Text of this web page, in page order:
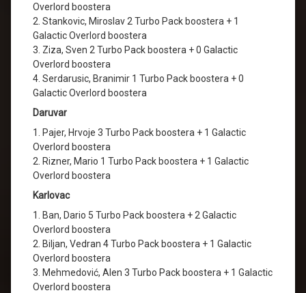
Overlord boostera
2. Stankovic, Miroslav 2 Turbo Pack boostera + 1
Galactic Overlord boostera
3. Ziza, Sven 2 Turbo Pack boostera + 0 Galactic
Overlord boostera
4. Serdarusic, Branimir 1 Turbo Pack boostera + 0
Galactic Overlord boostera
Daruvar
1. Pajer, Hrvoje 3 Turbo Pack boostera + 1 Galactic
Overlord boostera
2. Rizner, Mario 1 Turbo Pack boostera + 1 Galactic
Overlord boostera
Karlovac
1. Ban, Dario 5 Turbo Pack boostera + 2 Galactic
Overlord boostera
2. Biljan, Vedran 4 Turbo Pack boostera + 1 Galactic
Overlord boostera
3. Mehmedović, Alen 3 Turbo Pack boostera + 1 Galactic
Overlord boostera